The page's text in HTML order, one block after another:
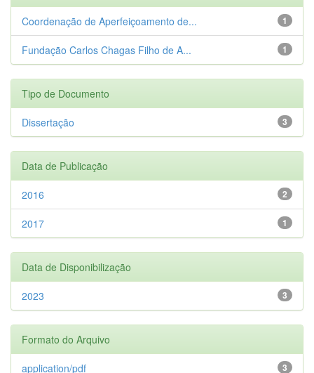
1
Coordenação de Aperfeiçoamento de...
1
Fundação Carlos Chagas Filho de A...
Tipo de Documento
3
Dissertação
Data de Publicação
2
2016
1
2017
Data de Disponibilização
3
2023
Formato do Arquivo
3
application/pdf